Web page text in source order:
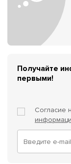
Получайте
первыми!
Согласие